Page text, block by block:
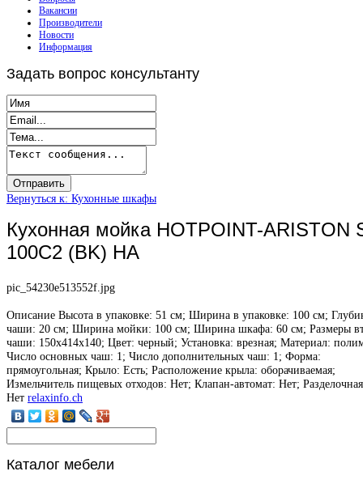
Вакансии
Производители
Новости
Информация
Задать вопрос консультанту
Вернуться к: Кухонные шкафы
Кухонная мойка HOTPOINT-ARISTON
100C2 (BK) HA
pic_54230e513552f.jpg
Описание Высота в упаковке: 51 см; Ширина в упаковке: 100 см;
чаши: 20 см; Ширина мойки: 100 см; Ширина шкафа: 60 см; Размеры
чаши: 150х414х140; Цвет: черный; Установка: врезная; Материал:
Число основных чаш: 1; Число дополнительных чаш: 1; Форма:
прямоугольная; Крыло: Есть; Расположение крыла: оборачиваемая;
Измельчитель пищевых отходов: Нет; Клапан-автомат: Нет;
Нет relaxinfo.ch
Каталог мебели